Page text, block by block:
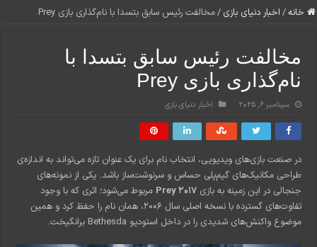
خانه/ اخبار دنیای بازی /مخالفت رئیس سابق بتسدا با نام‌گذاری بازی Prey
مخالفت رئیس سابق بتسدا با
نام‌گذاری بازی Prey
سپتامبر 6, 2025 اخبار دنیای بازی
در صنعت بازی‌های ویدیویی، انتخاب نام برای یک عنوان تازه می‌تواند به اندازه‌ی
طراحی مکانیک‌های گیم‌پلی حساس و سرنوشت‌ساز باشد. یکی از نمونه‌های
جنجالی در این زمینه به بازیPrey 2017 مربوط می‌شود؛ اثری که با وجود
تفاوت‌های گسترده با نسخه اصلی سال ۲۰۰۶، همان نام را حفظ کرد و همین
موضوع واکنش‌های شدیدی را در داخل استودیو Bethesda برانگیخت.